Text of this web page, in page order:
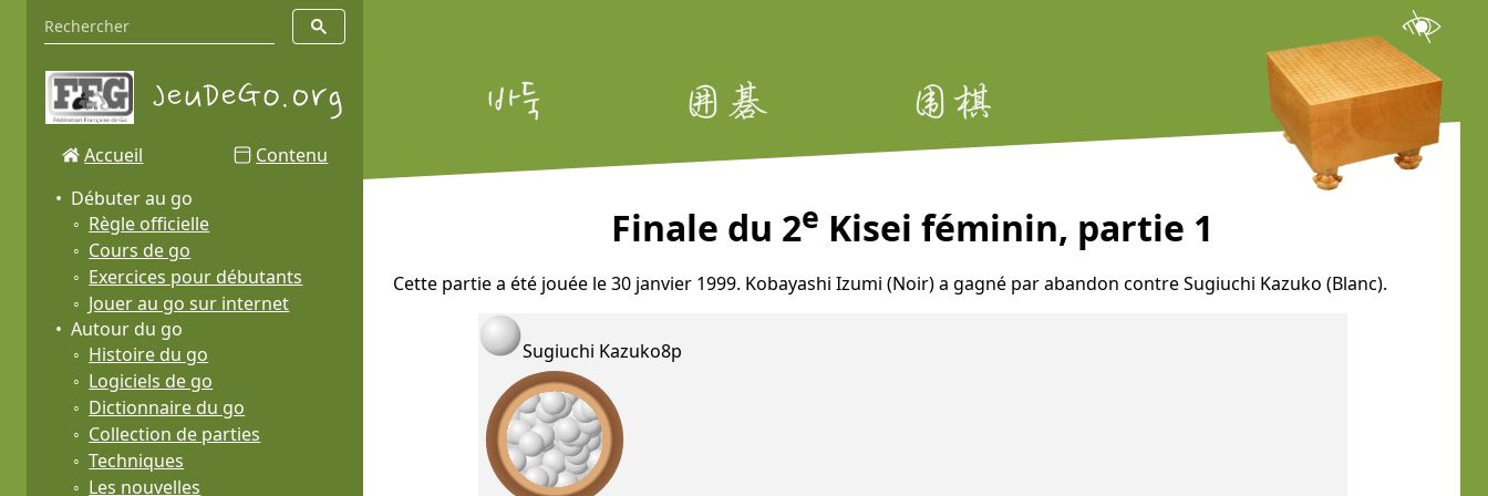
Accueil
Contenu
Débuter au go
Règle officielle
Cours de go
Exercices pour débutants
Jouer au go sur internet
Autour du go
Histoire du go
Logiciels de go
Dictionnaire du go
Collection de parties
Techniques
Les nouvelles
Finale du 2e Kisei féminin, partie 1
Cette partie a été jouée le 30 janvier 1999. Kobayashi Izumi (Noir) a gagné par abandon contre Sugiuchi Kazuko (Blanc).
Sugiuchi Kazuko8p